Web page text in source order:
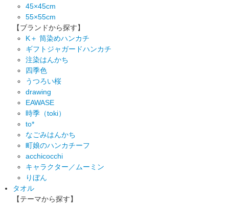
45×45cm
55×55cm
【ブランドから探す】
K＋ 筒染めハンカチ
ギフトジャガードハンカチ
注染はんかち
四季色
うつろい桜
drawing
EAWASE
時季（toki）
to*
なごみはんかち
町娘のハンカチーフ
acchicocchi
キャラクター／ムーミン
りぼん
タオル
【テーマから探す】